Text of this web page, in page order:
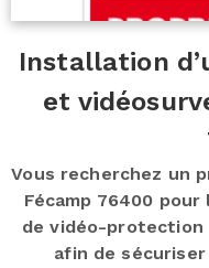
Installation
et
Vous recherchez un
Fécamp 76400
de vidéo-protection
afin de